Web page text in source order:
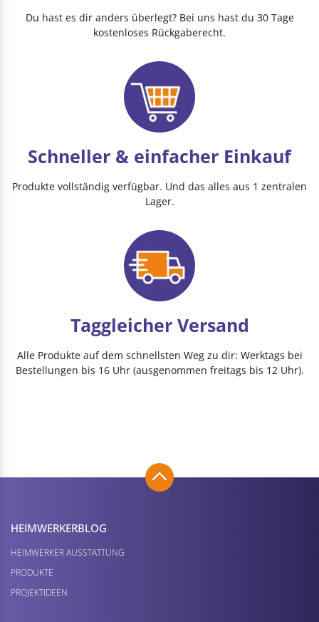
Du hast es dir anders überlegt? Bei uns hast du 30 Tage
kostenloses Rückgaberecht.
Schneller & einfacher Einkauf
Produkte vollständig verfügbar. Und das alles aus 1 zentralen
Lager.
Taggleicher Versand
Alle Produkte auf dem schnellsten Weg zu dir: Werktags bei
Bestellungen bis 16 Uhr (ausgenommen freitags bis 12 Uhr).
HEIMWERKER­BLOG
HEIMWERKER AUSSTATTUNG
PRODUKTE
PROJEKTIDEEN